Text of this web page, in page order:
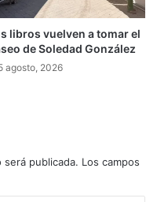
libros vuelven a tomar el
de Soledad González
agosto, 2026
publicada. Los campos